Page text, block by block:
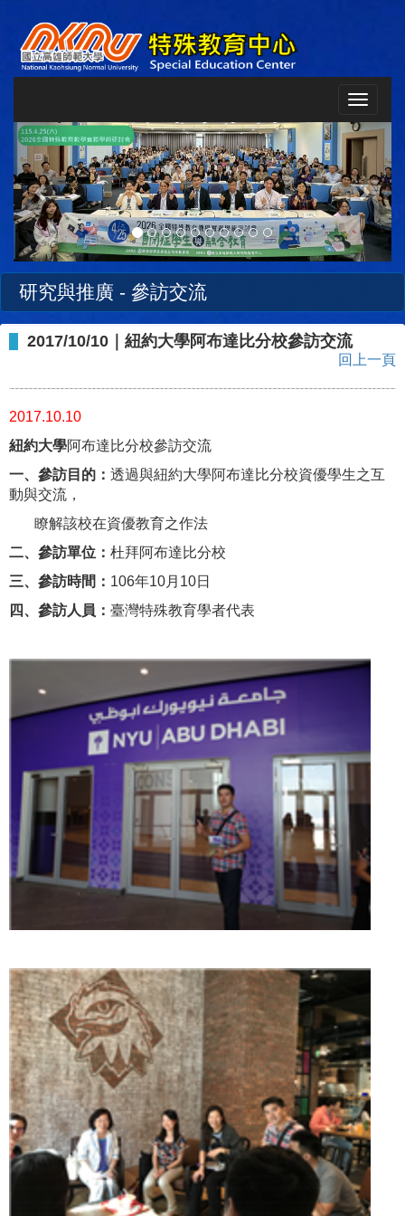
Toggle
Previous Next
研究與推廣 - 參訪交流
2017/10/10｜紐約大學阿布達比分校參訪交流
回上一頁
2017.10.10
紐約大學阿布達比分校參訪交流
一、參訪目的： 透過與紐約大學阿布達比分校資優學生之互
動與交流，
瞭解該校在資優教育之作法
二、參訪單位： 杜拜阿布達比分校
三、參訪時間： 106年10月10日
四、參訪人員： 臺灣特殊教育學者代表